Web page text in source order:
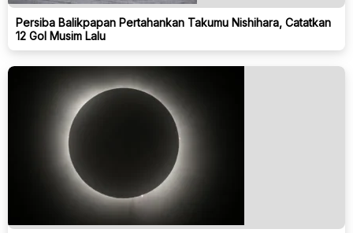
Persiba Balikpapan Pertahankan Takumu Nishihara, Catatkan
12 Gol Musim Lalu